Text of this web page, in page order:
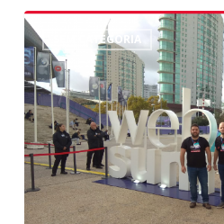
2019
Tendências
@
Websummit
SEM CATEGORIA 0